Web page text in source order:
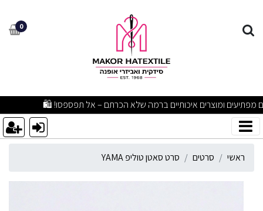
סרט סאטן טוליפ YAMA 0
מבצעים מפתיעים ומוצרים איכותיים ברמה שלא הכרתם – אל
ראשי סרטים סרט סאטן טוליפ YAMA